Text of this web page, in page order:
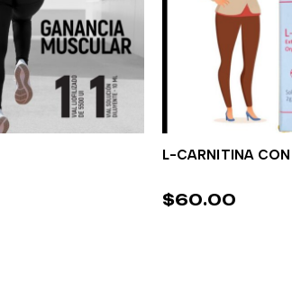
CARRITO AÑADIR
L-CARNITINA
$60.00